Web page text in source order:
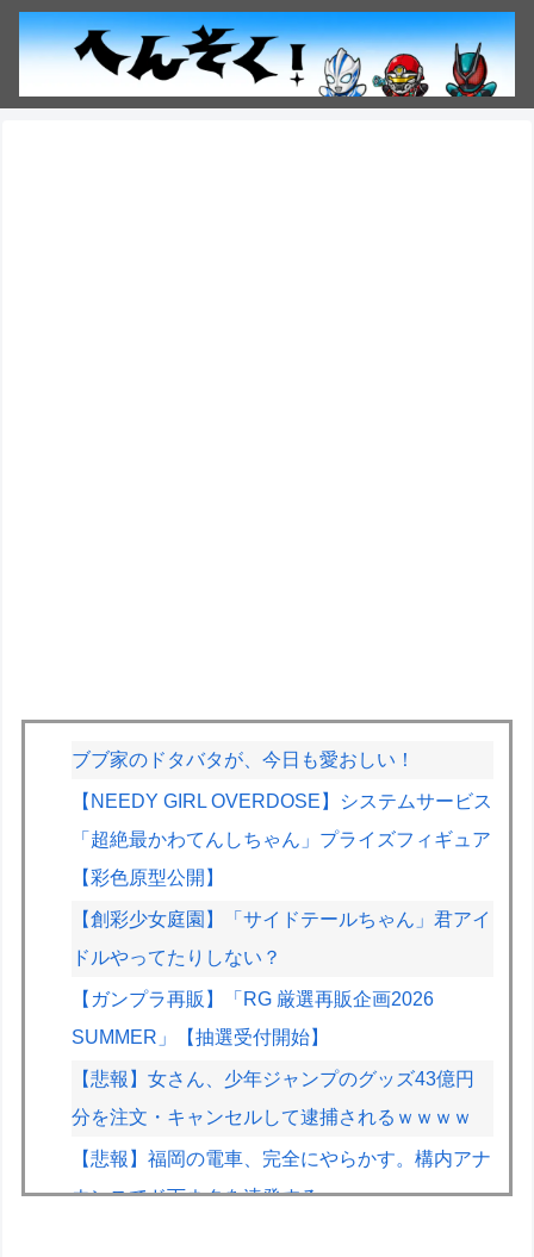
ブブ家のドタバタが、今日も愛おしい！
【NEEDY GIRL OVERDOSE】システムサービス
「超絶最かわてんしちゃん」プライズフィギュア
【彩色原型公開】
【創彩少女庭園】「サイドテールちゃん」君アイ
ドルやってたりしない？
【ガンプラ再販】「RG 厳選再販企画2026
SUMMER」【抽選受付開始】
【悲報】女さん、少年ジャンプのグッズ43億円
分を注文・キャンセルして逮捕されるｗｗｗｗ
【悲報】福岡の電車、完全にやらかす。構内アナ
ウンスでド下ネタを連発するｗｗｗｗｗ